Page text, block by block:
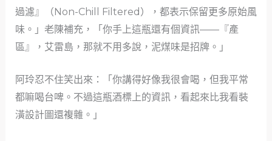
過濾』（Non-Chill Filtered），都表示保留更多原始風
味。」老陳補充，「你手上這瓶還有個資訊——『產
區』，艾雷島，那就不用多說，泥煤味是招牌。」
阿玲忍不住笑出來：「你講得好像我很會喝，但我平常
都嘛喝台啤。不過這瓶酒標上的資訊，看起來比我看裝
潢設計圖還複雜。」